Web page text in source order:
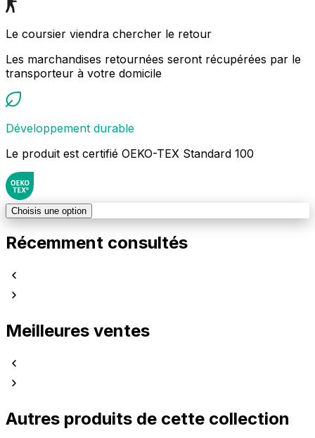
Le coursier viendra chercher le retour
Les marchandises retournées seront récupérées par le
transporteur à votre domicile
Développement durable
Le produit est certifié OEKO-TEX Standard 100
Choisis une option
Récemment consultés
Meilleures ventes
Autres produits de cette collection